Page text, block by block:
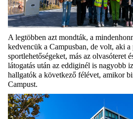
A legtöbben azt mondták, a
kedvencük a Campusban, de volt, aki a
sportlehetőségeket, más az olvasóteret
látogatás után az eddiginél is nagyobb
hallgatók a következő félévet, amikor
Campust.